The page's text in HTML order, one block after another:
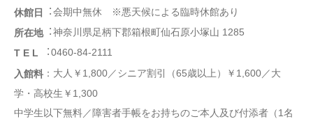
休館⽇
︓会期中無休 ※悪天候による臨時休館あり
所在地︓神奈川県⾜柄下郡箱根町仙⽯原⼩塚⼭ 1285
T E L
︓0460-84-2111
入館料 ：大人￥1,800／シニア割引（65歳以上）￥1,600／大
学・高校生￥1,300
中学生以下無料／障害者手帳をお持ちのご本人及び付添者（1名